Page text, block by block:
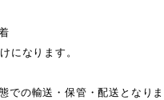
になります。
での輸送・保管・配送となり